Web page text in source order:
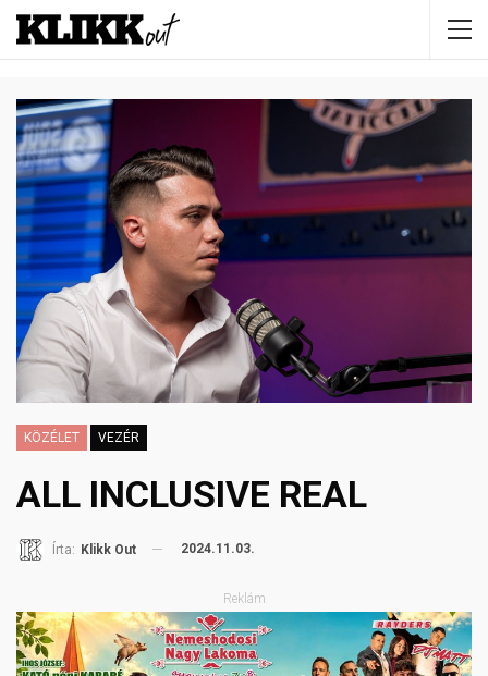
KÖZÉLET VEZÉR
ALL INCLUSIVE REAL
Írta: Klikk Out 2024.11.03.
Reklám